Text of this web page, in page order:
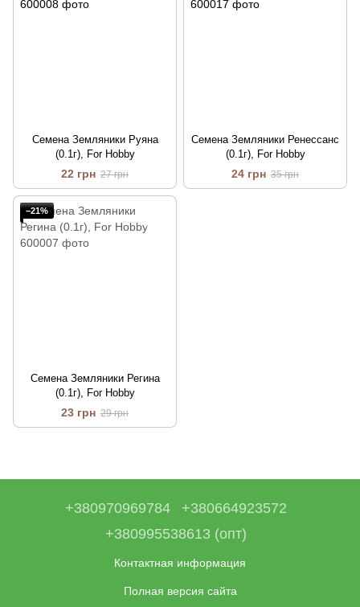
Семена Земляники Руяна
(0.1г), For Hobby
22 грн 27 грн
Семена Земляники Ренессанс
(0.1г), For Hobby
24 грн 35 грн
−21%
Семена Земляники Регина
(0.1г), For Hobby
23 грн 29 грн
+380970969784
+380664923572
+380995538613 (опт)
Контактная информация
Полная версия сайта